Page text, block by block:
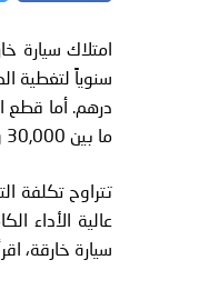
ما بين 30,000 و80,000+ درهم.
سيارة خارقة،